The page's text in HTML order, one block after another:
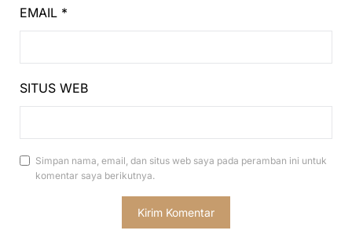
EMAIL *
SITUS WEB
Simpan nama, email, dan situs web saya pada peramban ini untuk
komentar saya berikutnya.